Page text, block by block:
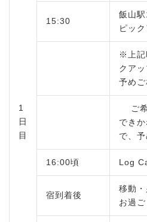
1
日
目
15:30
飯山
ピッ
※上記
クア
予めご
ご希
でき
で、
16:00頃 Log
宿到着後
移動
お過